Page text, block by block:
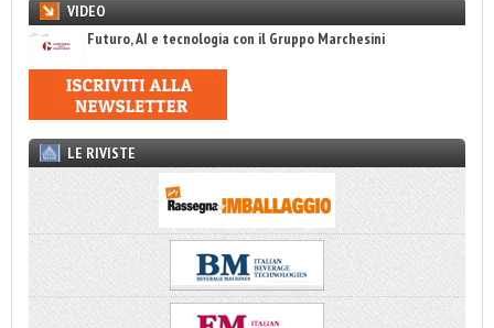
VIDEO
Futuro, AI e tecnologia con il Gruppo Marchesini
LE RIVISTE